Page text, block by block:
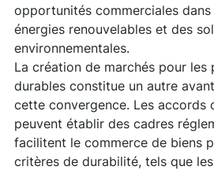
opportunités commerciales
énergies renouvelables et des
environnementales.
La création de marchés pour
durables constitue un autre
cette convergence. Les accords
peuvent établir des cadres
facilitent le commerce de biens
critères de durabilité, tels que